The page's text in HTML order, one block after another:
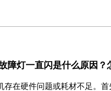
障灯一直闪是什么原因？
在硬件问题或耗材不足。